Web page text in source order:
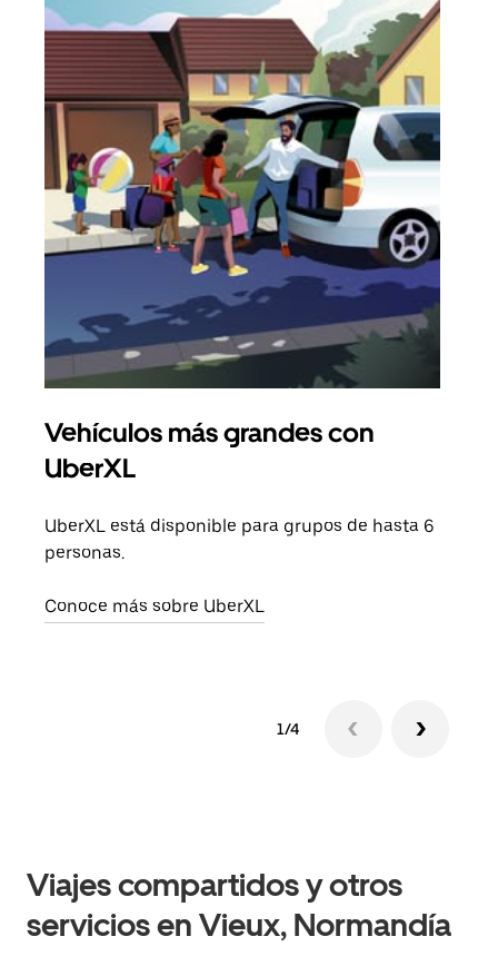
Vehículos más grandes con
UberXL
UberXL está disponible para grupos de hasta 6
personas.
Conoce más sobre UberXL
1/4
Viajes compartidos y otros
servicios en Vieux, Normandía